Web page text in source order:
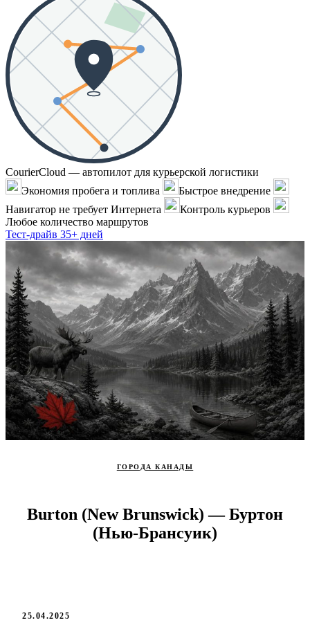
CourierCloud — автопилот для курьерской логистики
Экономия пробега и топлива
Быстрое внедрение
Навигатор не требует Интернета
Контроль курьеров
Любое количество маршрутов
Тест-драйв 35+ дней
ГОРОДА КАНАДЫ
Burton (New Brunswick) — Буртон
(Нью-Брансуик)
25.04.2025